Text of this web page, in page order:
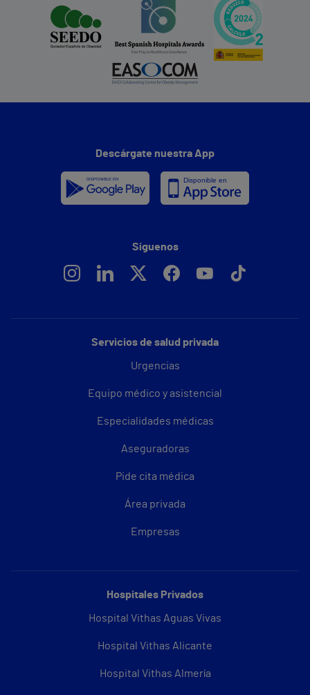
Servicios de salud privada
Urgencias
Equipo médico y asistencial
Especialidades médicas
Aseguradoras
Pide cita médica
Área privada
Empresas
Hospitales Privados
Hospital Vithas Aguas Vivas
Hospital Vithas Alicante
Hospital Vithas Almería
Descárgate nuestra App
Síguenos